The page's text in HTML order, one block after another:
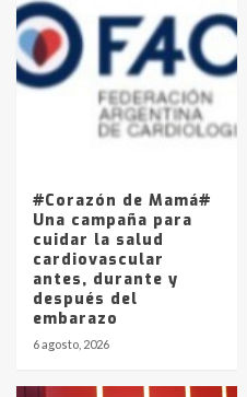
4
Accidente en
joven de
Los precios
La Pampa,
entre 857 a
#Corazón de Mamá#
Una campaña para
cuidar la salud
cardiovascular
antes, durante y
después del
embarazo
6 agosto, 2026